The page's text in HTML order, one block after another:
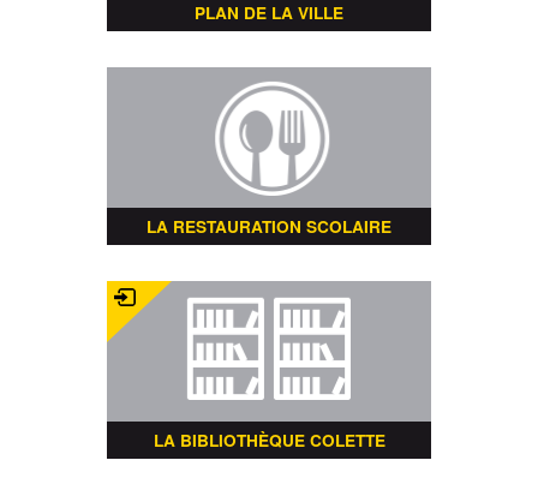
PLAN DE LA VILLE
LA RESTAURATION SCOLAIRE
LA BIBLIOTHÈQUE COLETTE